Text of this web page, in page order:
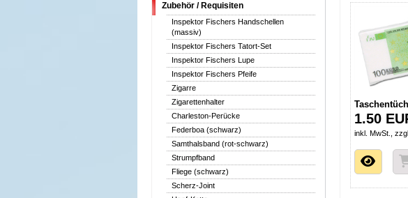
Zubehör / Requisiten
Inspektor Fischers Handschellen
(massiv)
Inspektor Fischers Tatort-Set
Inspektor Fischers Lupe
Inspektor Fischers Pfeife
Zigarre
Zigarettenhalter
Charleston-Perücke
Federboa (schwarz)
Samthalsband (rot-schwarz)
Strumpfband
Fliege (schwarz)
Scherz-Joint
1.50
inkl. MwSt., zzgl.